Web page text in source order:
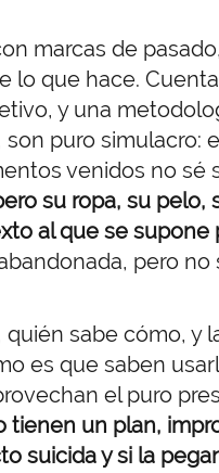
marcas de
lo que hace.
y una
son puro simulacro:
venidos no sé
su ropa, su
al que se supone
pero
quién sabe cómo, y
es que saben
el puro
tienen un plan,
suicida y si la